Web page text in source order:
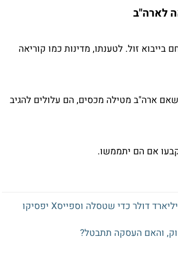
לארה"ב
זול. לטענתו, מדינות כמו קוריאה
ארה"ב מטילה מכסים, הם עלולים להגיב
אם הם יתממשו.
מאסק בונה את מפעל השבבים הגדול בעולם: 16.8 מיליארד דולר כדי שטסלה וספייסX יפסיקו